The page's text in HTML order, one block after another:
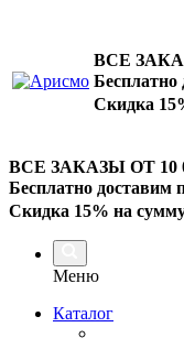
ВСЕ
Бесплатно
Скидка
ВСЕ ЗАКАЗЫ ОТ 10
Бесплатно доставим
Скидка 15% на
Меню
Каталог